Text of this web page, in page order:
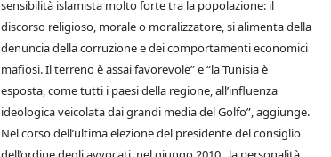
sensibilità islamista molto forte tra la popolazione: il
discorso religioso, morale o moralizzatore, si alimenta della
denuncia della corruzione e dei comportamenti economici
mafiosi. Il terreno è assai favorevole” e “la Tunisia è
esposta, come tutti i paesi della regione, all’influenza
ideologica veicolata dai grandi media del Golfo”, aggiunge.
Nel corso dell’ultima elezione del presidente del consiglio